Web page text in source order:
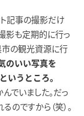
ト記事の撮影だけ
影も定期的に行っ
市の観光資源に行
のいい写真を
いうところ。
でいました。だっ
のですから（笑）。